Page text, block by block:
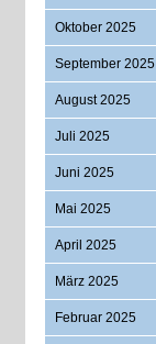
Oktober 2025
September 2025
August 2025
Juli 2025
Juni 2025
Mai 2025
April 2025
März 2025
Februar 2025